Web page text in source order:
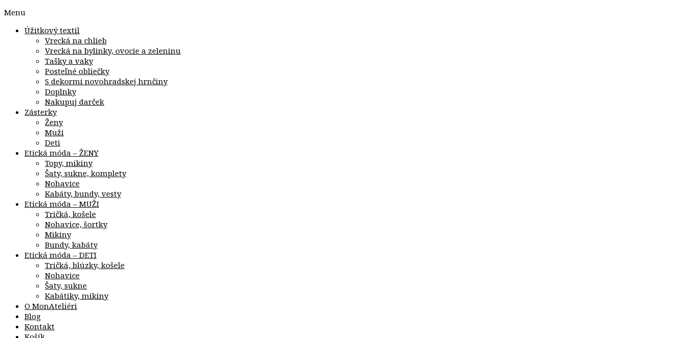
Menu
Úžitkový textil
Vrecká na chlieb
Vrecká na bylinky, ovocie a zeleninu
Tašky a vaky
Posteľné obliečky
S dekormi novohradskej hrnčiny
Doplnky
Nakupuj darček
Zásterky
Ženy
Muži
Deti
Etická móda – ŽENY
Topy, mikiny
Šaty, sukne, komplety
Nohavice
Kabáty, bundy, vesty
Etická móda – MUŽI
Tričká, košele
Nohavice, šortky
Mikiny
Bundy, kabáty
Etická móda – DETI
Tričká, blúzky, košele
Nohavice
Šaty, sukne
Kabátiky, mikiny
O MonAteliéri
Blog
Kontakt